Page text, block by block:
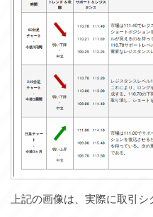
上記の画像は、実際に取引シ